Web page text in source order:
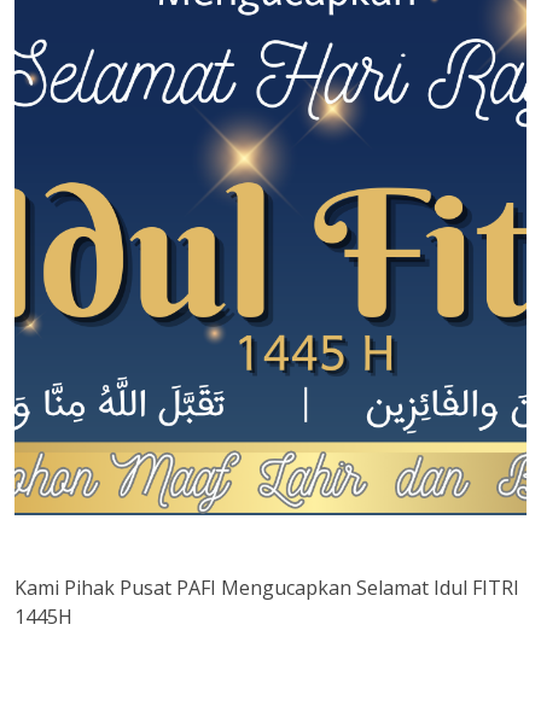
Kami Pihak Pusat PAFI Mengucapkan Selamat Idul FITRI
1445H